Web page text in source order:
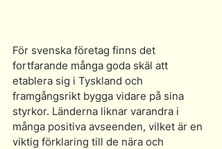
För svenska företag finns det
fortfarande många goda skäl att
etablera sig i Tyskland och
framgångsrikt bygga vidare på sina
styrkor. Länderna liknar varandra i
många positiva avseenden, vilket är en
viktig förklaring till de nära och